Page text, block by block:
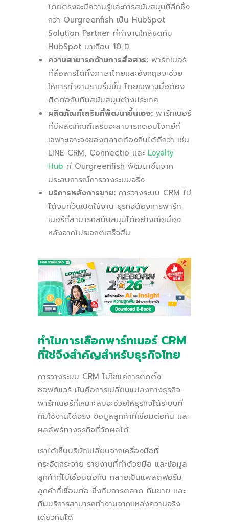
โดยตรงจะมีความรู้และการสนับสนุนที่ลึกซึ้ง
กว่า Ourgreenfish เป็น HubSpot
Solution Partner ที่ทำงานใกล้ชิดกับ
HubSpot มาเกือบ 10 ปี
ความสามารถด้านการสื่อสาร: พาร์ทเนอร์
ที่สื่อสารได้ทั้งภาษาไทยและอังกฤษจะช่วย
ให้การทำงานราบรื่นขึ้น โดยเฉพาะเมื่อต้อง
ติดต่อกับทีมสนับสนุนต่างประเทศ
ผลิตภัณฑ์เสริมที่พัฒนาขึ้นเอง: พาร์ทเนอร์
ที่มีผลิตภัณฑ์เสริมจะสามารถตอบโจทย์ที่
เฉพาะเจาะจงของตลาดท้องถิ่นได้ดีกว่า เช่น
LINE CRM, Connectio และ Loyalty
Hub ที่ Ourgreenfish พัฒนาขึ้นจาก
ประสบการณ์การวางระบบจริง
บริการหลังการขาย: การวางระบบ CRM ไม่
ได้จบที่วันเปิดใช้งาน ธุรกิจต้องการพาร์ท
เนอร์ที่สามารถสนับสนุนได้อย่างต่อเนื่อง
หลังจากโปรเจกต์เสร็จสิ้น
ทำไมการเลือกพาร์ทเนอร์ CRM
ที่ใช่จึงสำคัญสำหรับธุรกิจไทย
การวางระบบ CRM ไม่ใช่แค่การติดตั้ง
ซอฟต์แวร์ มันคือการเปลี่ยนแปลงทางธุรกิจ
พาร์ทเนอร์ที่เหมาะสมจะช่วยให้ธุรกิจได้ระบบที่
ทีมใช้งานได้จริง ข้อมูลลูกค้าที่เชื่อมต่อกัน และ
ผลลัพธ์ทางธุรกิจที่วัดผลได้
เราได้เห็นบริษัทเปลี่ยนจากเครื่องมือที่
กระจัดกระจาย รายงานที่ทำด้วยมือ และข้อมูล
ลูกค้าที่ไม่เชื่อมต่อกัน กลายเป็นแพลตฟอร์ม
ลูกค้าที่เชื่อมต่อ ซึ่งทีมการตลาด ทีมขาย และ
ทีมบริการสามารถทำงานจากแหล่งความจริง
เดียวกันได้